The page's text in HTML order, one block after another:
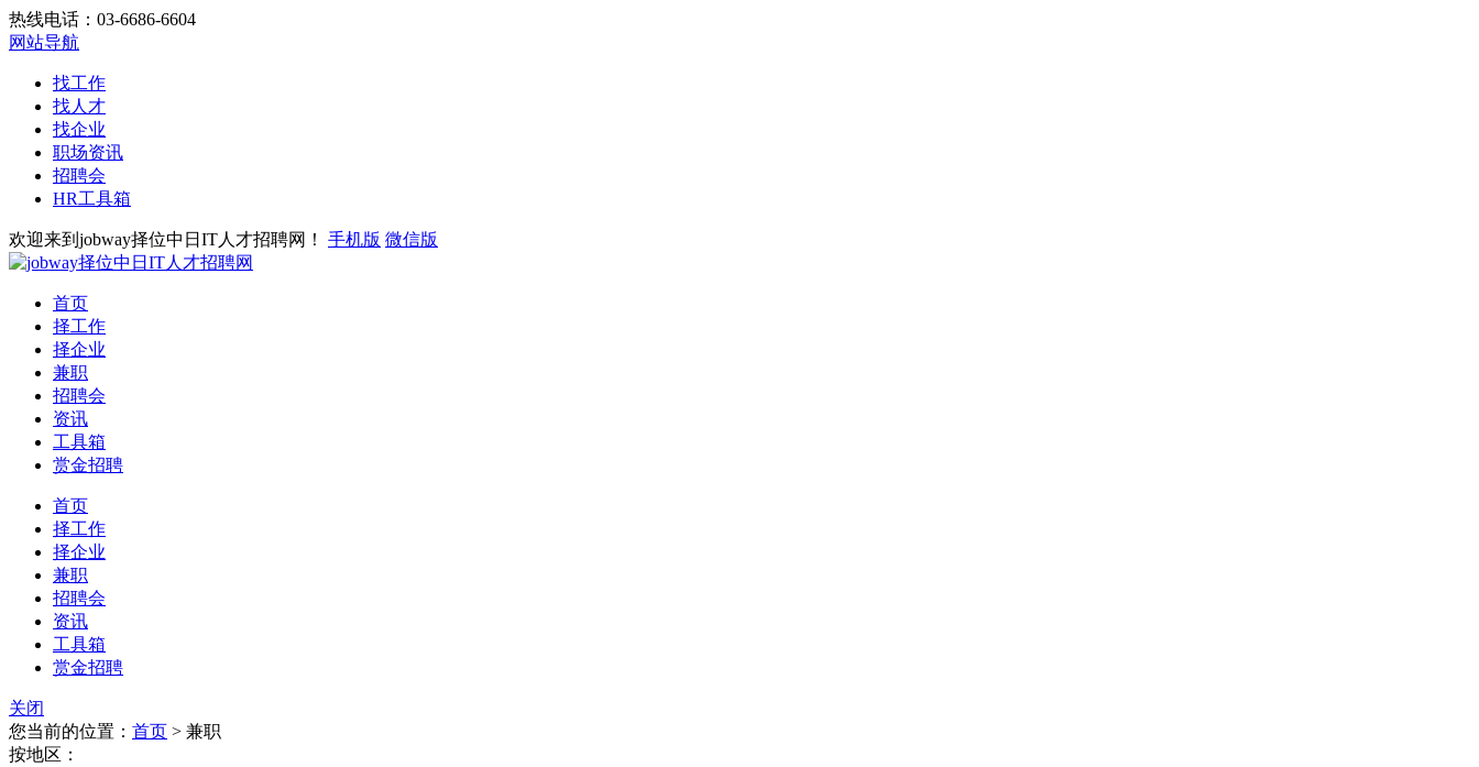
热线电话：03-6686-6604
网站导航
找工作
找人才
找企业
职场资讯
招聘会
HR工具箱
欢迎来到jobway择位中日IT人才招聘网！ 手机版 微信版
首页
择工作
择企业
兼职
招聘会
资讯
工具箱
赏金招聘
首页
择工作
择企业
兼职
招聘会
资讯
工具箱
赏金招聘
关闭
您当前的位置： 首页 > 兼职
按地区：